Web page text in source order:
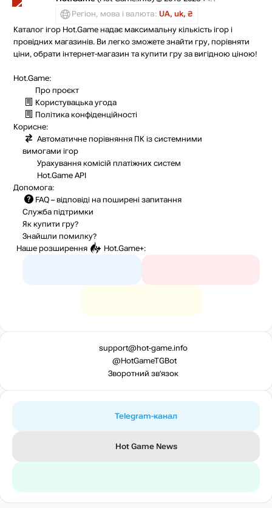
Регіон, мова і валюта: UA, uk, ₴
Каталог ігор Hot.Game надає максимальну кількість ігор і
провідних магазинів. Ви легко зможете знайти гру, порівняти
ціни, обрати інтернет-магазин та купити гру за вигідною ціною!
Hot.Game:
Про проєкт
Користувацька угода
Політика конфіденційності
Корисне:
Автоматичне порівняння ПК із системними
вимогами ігор
Урахування комісій платіжних систем
Hot.Game API
Допомога:
FAQ – відповіді на поширені запитання
Служба підтримки
Як купити гру?
Знайшли помилку?
Наше розширення
Hot.Game+:
support@hot-game.info
@HotGameTGBot
Зворотний зв’язок
Telegram-канал
Hot Game News